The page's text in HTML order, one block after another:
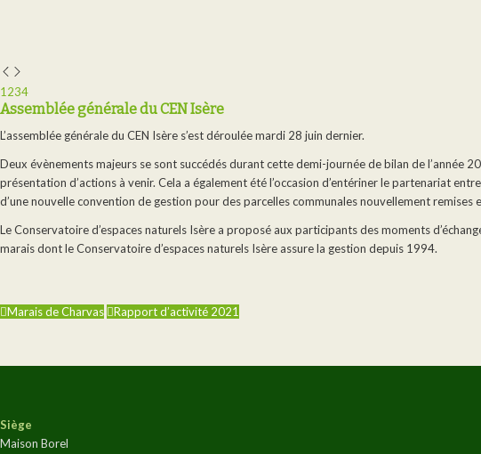
1 234
Assemblée générale du CEN Isère
L’assemblée générale du CEN Isère s’est déroulée mardi 28 juin dernier.
Deux évènements majeurs se sont succédés durant cette demi-journée de bilan de l’année
présentation d’actions à venir. Cela a également été l’occasion d’entériner le partenariat
d’une nouvelle convention de gestion pour des parcelles communales nouvellement remises
Le Conservatoire d’espaces naturels Isère a proposé aux participants des moments
marais dont le Conservatoire d’espaces naturels Isère assure la gestion depuis 1994.
Marais de Charvas Rapport d’activité 2021
Siège
Maison Borel